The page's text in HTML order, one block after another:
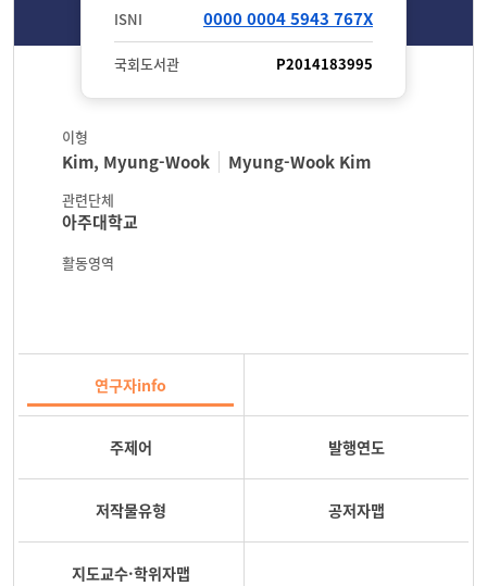
ISNI 0000 0004 5943 767X
국회도서관 P2014183995
이형
Kim, Myung-Wook Myung-Wook Kim
관련단체
아주대학교
활동영역
연구자info
주제어 발행연도
저작물유형 공저자맵
지도교수·학위자맵